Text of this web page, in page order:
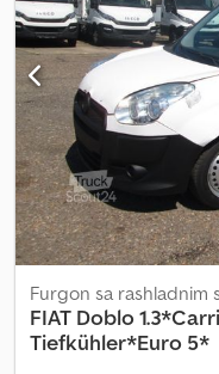
manuelni menjač,
električni podizači
Euro 5, zamrzavanje do -
masa oko 1.660 kg,
greške, međuprodaju i
Prodaja samo pravnim
!!!!!
Furgon sa rashladnim
FIAT Doblo
Tiefkühler*Euro 5*